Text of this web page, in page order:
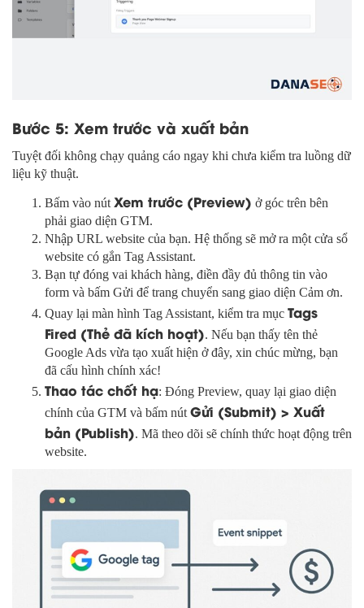
Bước 5: Xem trước và xuất bản
Tuyệt đối không chạy quảng cáo ngay khi chưa kiểm tra luồng dữ
liệu kỹ thuật.
Bấm vào nút Xem trước (Preview) ở góc trên bên
phải giao diện GTM.
Nhập URL website của bạn. Hệ thống sẽ mở ra một cửa sổ
website có gắn Tag Assistant.
Bạn tự đóng vai khách hàng, điền đầy đủ thông tin vào
form và bấm Gửi để trang chuyển sang giao diện Cảm ơn.
Quay lại màn hình Tag Assistant, kiểm tra mục Tags
Fired (Thẻ đã kích hoạt). Nếu bạn thấy tên thẻ
Google Ads vừa tạo xuất hiện ở đây, xin chúc mừng, bạn
đã cấu hình chính xác!
Thao tác chốt hạ: Đóng Preview, quay lại giao diện
chính của GTM và bấm nút Gửi (Submit) > Xuất
bản (Publish). Mã theo dõi sẽ chính thức hoạt động trên
website.